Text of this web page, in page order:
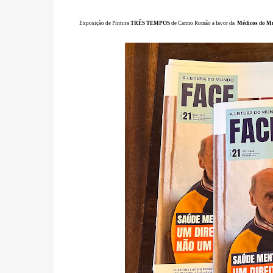
Exposição de Pintura TRÊS TEMPOSde Carmo Romão a favor da Médicos do